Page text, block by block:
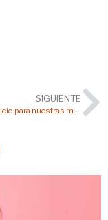
SIGUIENTE
Tips de ejercicio para nuestras mascotas